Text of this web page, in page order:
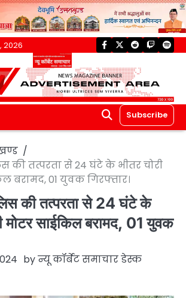
2026 facebook
twitterreddittwitch
Subscribe
की तत्परता से 24 घंटे के भीतर चोरी
बरामद, 01 युवक गिरफ्तार।
की तत्परता से 24 घंटे के
मोटर साईकिल बरामद, 01 युवक
byन्यू कॉर्बेट समाचार डेस्क